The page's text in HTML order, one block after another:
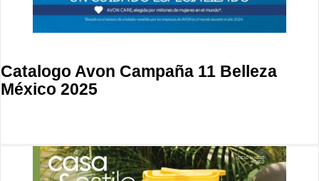
Catalogo Avon Campaña 11 Belleza
México 2025